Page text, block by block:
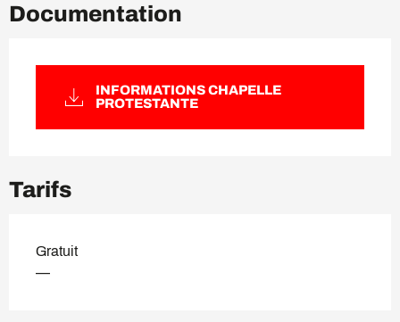
Documentation
INFORMATIONS CHAPELLE
PROTESTANTE
Tarifs
Gratuit
—